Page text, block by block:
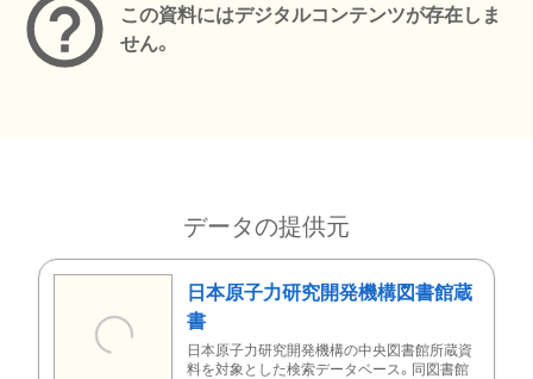
この資料にはデジタルコンテンツが存在しま
せん。
データの提供元
日本原子力研究開発機構図書館蔵
書
日本原子力研究開発機構の中央図書館所蔵資
料を対象とした検索データベース。同図書館